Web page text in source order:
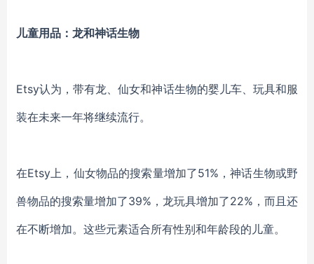
儿童用品：龙和神话生物
Etsy认为，带有龙、仙女和神话生物的婴儿车、玩具和服
装在未来一年将继续流行。
在Etsy上， 仙女物品的搜索量增加了51%，神话生物或野
兽物品的搜索量增加了39%，龙玩具增加了22%，而且还
在不断增加。 这些元素适合所有性别和年龄段的儿童。